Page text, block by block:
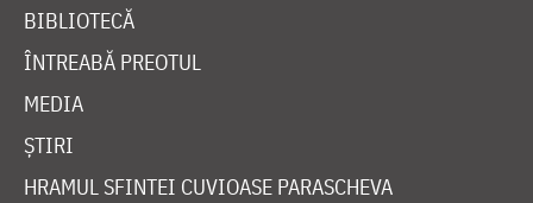
BIBLIOTECĂ
ÎNTREABĂ PREOTUL
MEDIA
ȘTIRI
HRAMUL SFINTEI CUVIOASE PARASCHEVA